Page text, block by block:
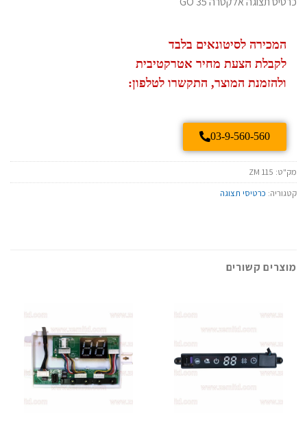
המכירה לסיטונאים בלבד
לקבלת הצעת מחיר אטרקטיבית
ולהזמנת המוצר, התקשרו לטלפון:
03-9-560-560
מק"ט: ZM 115
קטגוריה: כרטיסי תצוגה
מוצרים קשורים